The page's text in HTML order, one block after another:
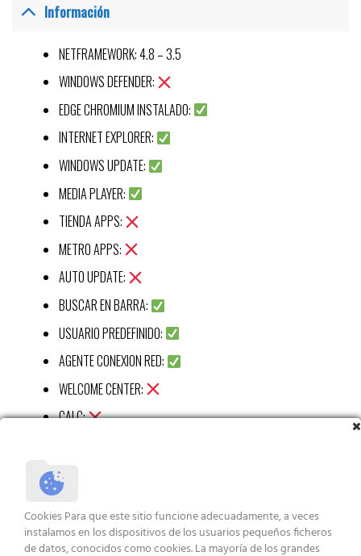
Información
NETFRAMEWORK: 4.8 – 3.5
WINDOWS DEFENDER:
EDGE CHROMIUM INSTALADO:
INTERNET EXPLORER:
WINDOWS UPDATE:
MEDIA PLAYER:
TIENDA APPS:
METRO APPS:
AUTO UPDATE:
BUSCAR EN BARRA:
USUARIO PREDEFINIDO:
AGENTE CONEXION RED:
WELCOME CENTER:
CALC:
STICKY APP:
VISUALIZ WIN 7:
XBOX APP:
Cookies Para que este sitio funcione adecuadamente, a veces
instalamos en los dispositivos de los usuarios pequeños ficheros
de datos, conocidos como cookies. La mayoría de los grandes